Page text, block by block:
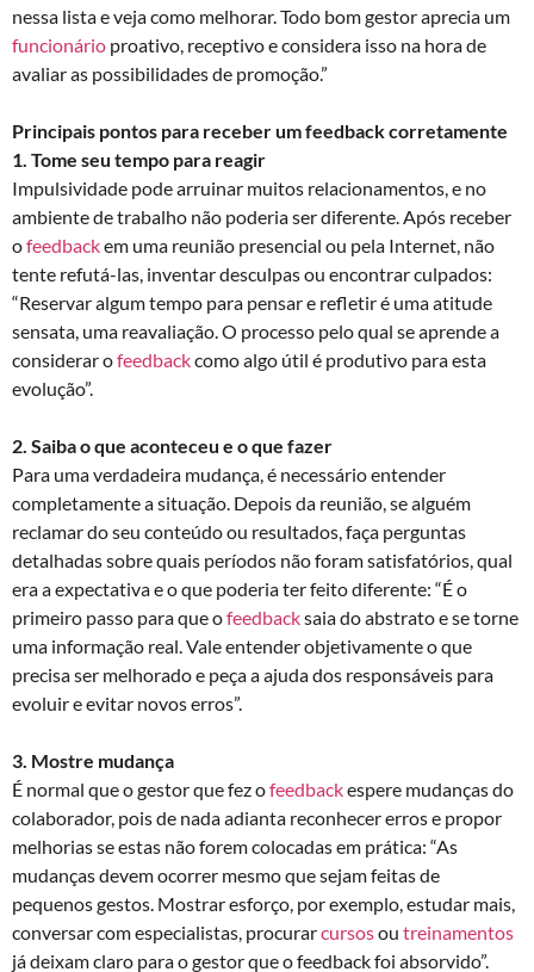
nessa lista e veja como melhorar. Todo bom gestor aprecia um
funcionário proativo, receptivo e considera isso na hora de
avaliar as possibilidades de promoção.”
Principais pontos para receber um feedback corretamente
1. Tome seu tempo para reagir
Impulsividade pode arruinar muitos relacionamentos, e no
ambiente de trabalho não poderia ser diferente. Após receber
ofeedbackem uma reunião presencial ou pela Internet, não
tente refutá-las, inventar desculpas ou encontrar culpados:
“Reservar algum tempo para pensar e refletir é uma atitude
sensata, uma reavaliação. O processo pelo qual se aprende a
considerar ofeedbackcomo algo útil é produtivo para esta
evolução”.
2. Saiba o que aconteceu e o que fazer
Para uma verdadeira mudança, é necessário entender
completamente a situação. Depois da reunião, se alguém
reclamar do seu conteúdo ou resultados, faça perguntas
detalhadas sobre quais períodos não foram satisfatórios, qual
era a expectativa e o que poderia ter feito diferente: “É o
primeiro passo para que ofeedbacksaia do abstrato e se torne
uma informação real. Vale entender objetivamente o que
precisa ser melhorado e peça a ajuda dos responsáveis ​​para
evoluir e evitar novos erros”.
3. Mostre mudança
É normal que o gestor que fez ofeedbackespere mudanças do
colaborador, pois de nada adianta reconhecer erros e propor
melhorias se estas não forem colocadas em prática: “As
mudanças devem ocorrer mesmo que sejam feitas de
pequenos gestos. Mostrar esforço, por exemplo, estudar mais,
conversar com especialistas, procurarcursosou treinamentos
já deixam claro para o gestor que o feedback foi absorvido”.